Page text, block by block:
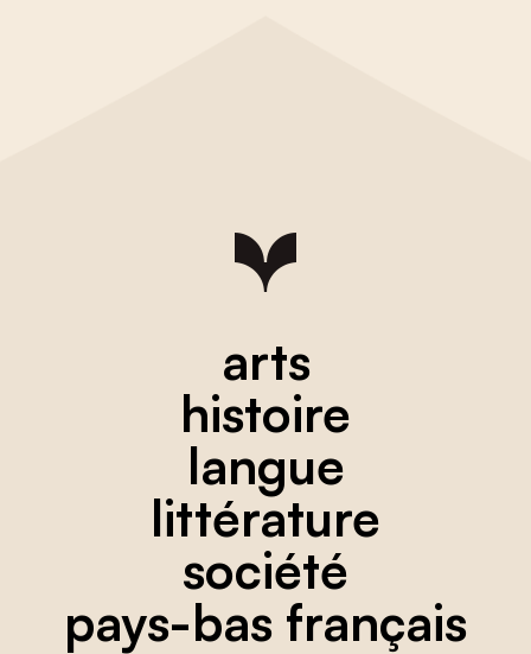
arts
histoire
langue
littérature
société
pays-bas français